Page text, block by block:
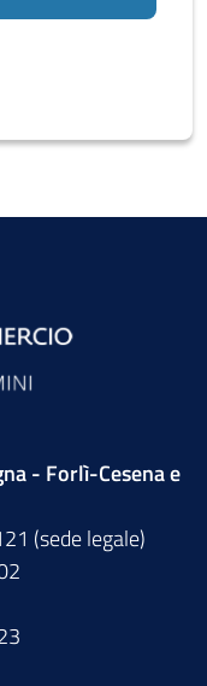
- Forlì-Cesena e
(sede legale)